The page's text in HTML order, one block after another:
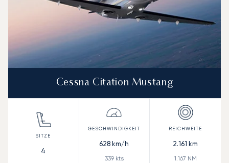
Cessna Citation Mustang
4
628 km/h
339kts
2.161 km
1.167 NM